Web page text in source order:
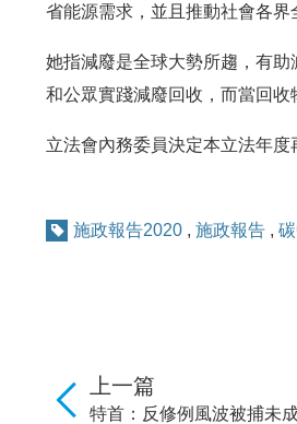
省能源需求，並且推動社會各界
她指減廢是全球大勢所趨，有
和公眾實踐減廢回收，而當回收
立法會內務委員決定本立法年
施政報告2020 , 施政報告 ,
上一篇
特首：反修例風波被捕未